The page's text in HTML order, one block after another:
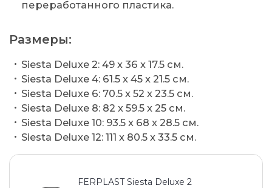
переработанного пластика.
Размеры:
Siesta Deluxe 2: 49 x 36 x 17.5 см.
Siesta Deluxe 4: 61.5 x 45 x 21.5 см.
Siesta Deluxe 6: 70.5 x 52 x 23.5 см.
Siesta Deluxe 8: 82 x 59.5 x 25 см.
Siesta Deluxe 10: 93.5 x 68 x 28.5 см.
Siesta Deluxe 12: 111 x 80.5 x 33.5 см.
FERPLAST Siesta Deluxe 2